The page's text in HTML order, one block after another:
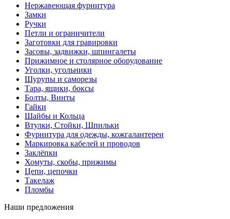
Нержавеющая фурнитура
Замки
Ручки
Петли и ограничители
Заготовки для гравировки
Засовы, задвижки, шпингалеты
Прижимное и столярное оборудование
Уголки, угольники
Шурупы и саморезы
Тара, ящики, боксы
Болты, Винты
Гайки
Шайбы и Кольца
Втулки, Стойки, Шпильки
Фурнитура для одежды, кожгалантереи
Маркировка кабелей и проводов
Заклёпки
Хомуты, скобы, прижимы
Цепи, цепочки
Такелаж
Пломбы
Наши предложения